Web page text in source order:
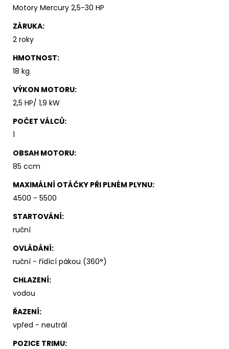
Motory Mercury 2,5-30 HP
ZÁRUKA:
2 roky
HMOTNOST:
18 kg
VÝKON MOTORU:
2,5 HP/ 1,9 kW
POČET VÁLCŮ:
1
OBSAH MOTORU:
85 ccm
MAXIMÁLNÍ OTÁČKY PŘI PLNÉM PLYNU:
4500 - 5500
STARTOVÁNÍ:
ruční
OVLÁDÁNÍ:
ruční - řídící pákou (360°)
CHLAZENÍ:
vodou
ŘAZENÍ:
vpřed - neutrál
POZICE TRIMU: